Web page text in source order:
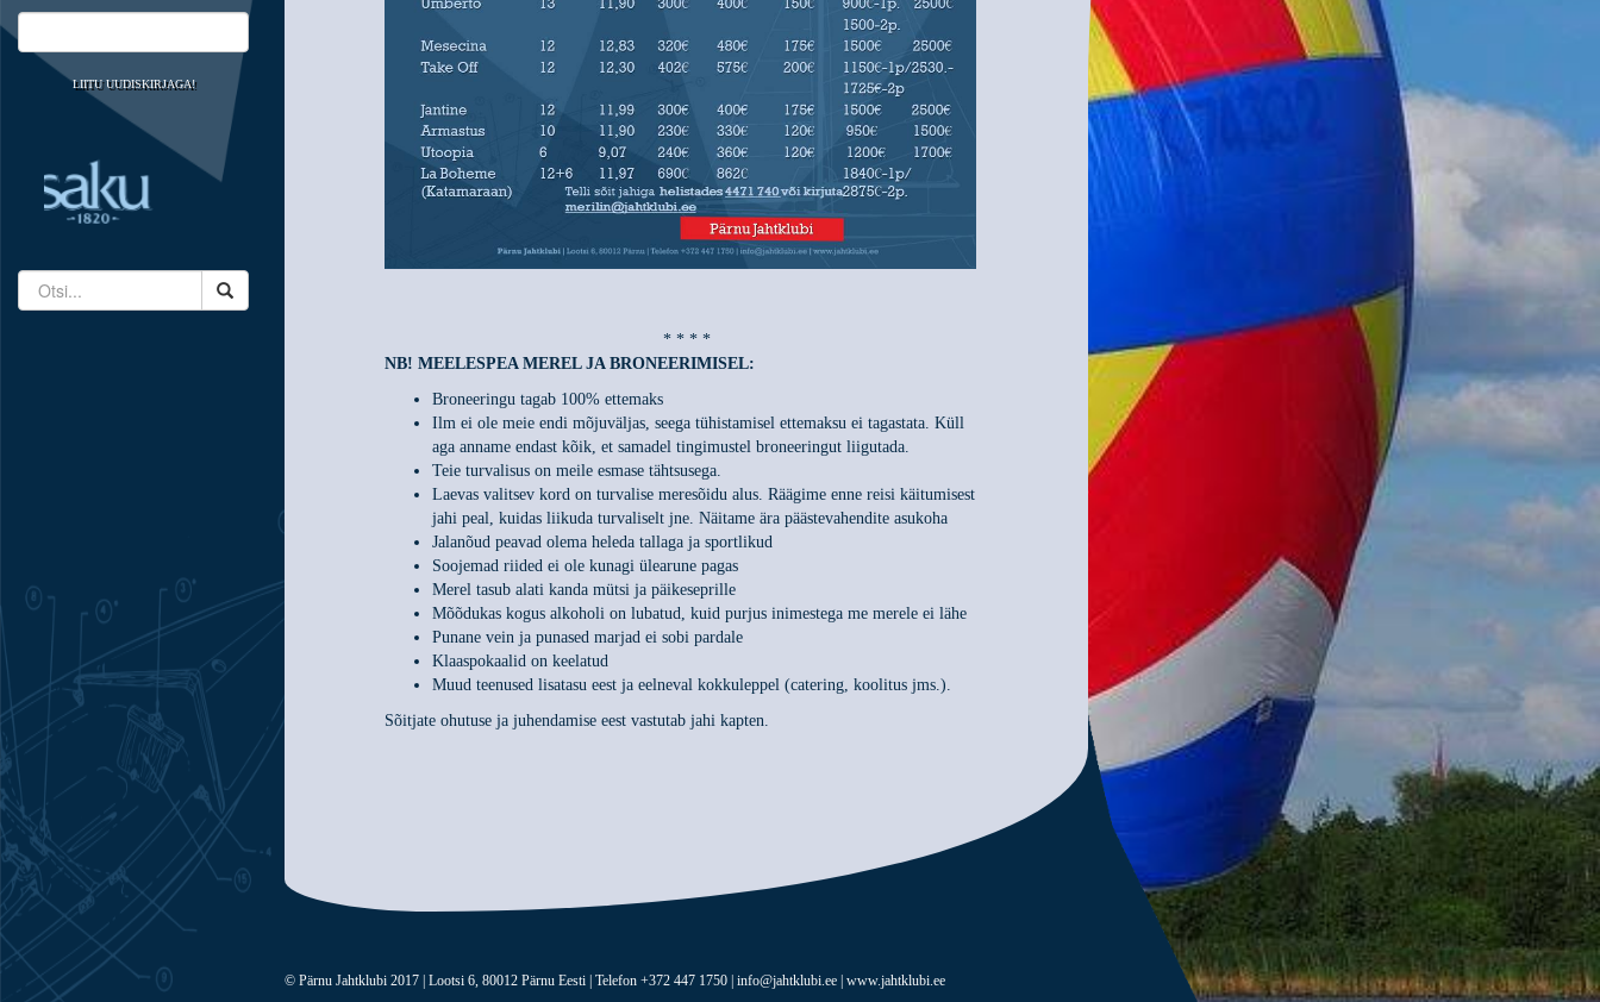
LIITU UUDISKIRJAGA!
* * * *
NB! MEELESPEA MEREL JA BRONEERIMISEL:
Broneeringu tagab 100% ettemaks
Ilm ei ole meie endi mõjuväljas, seega tühistamisel ettemaksu ei tagastata. Küll
aga anname endast kõik, et samadel tingimustel broneeringut liigutada.
Teie turvalisus on meile esmase tähtsusega.
Laevas valitsev kord on turvalise meresõidu alus. Räägime enne reisi käitumisest
jahi peal, kuidas liikuda turvaliselt jne. Näitame ära päästevahendite asukoha
Jalanõud peavad olema heleda tallaga ja sportlikud
Soojemad riided ei ole kunagi ülearune pagas
Merel tasub alati kanda mütsi ja päikeseprille
Mõõdukas kogus alkoholi on lubatud, kuid purjus inimestega me merele ei lähe
Punane vein ja punased marjad ei sobi pardale
Klaaspokaalid on keelatud
Muud teenused lisatasu eest ja eelneval kokkuleppel (catering, koolitus jms.).
Sõitjate ohutuse ja juhendamise eest vastutab jahi kapten.
© Pärnu Jahtklubi 2017 | Lootsi 6, 80012 Pärnu Eesti | Telefon +372 447 1750 | info@jahtklubi.ee | www.jahtklubi.ee